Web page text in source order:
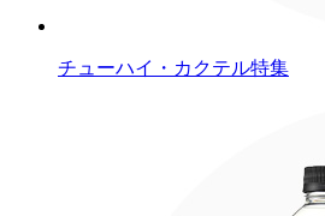
チューハイ・カクテル特集